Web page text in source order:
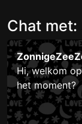
Chat
Hi, welkom
het moment?